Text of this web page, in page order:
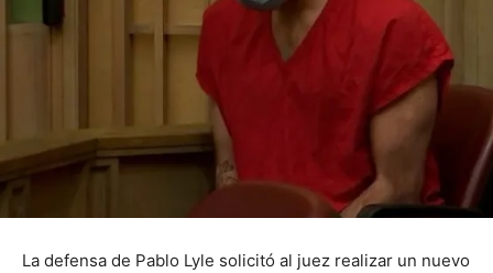
La defensa de Pablo Lyle solicitó al juez realizar un nuevo